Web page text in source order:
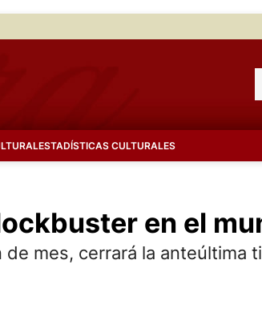
u
a
ESTADÍSTICAS CULTURALES
en el
mes, cerrará la anteúltima